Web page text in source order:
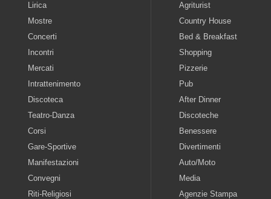
Lirica
Mostre
Concerti
Incontri
Mercati
Intrattenimento
Discoteca
Teatro-Danza
Corsi
Gare-Sportive
Manifestazioni
Convegni
Riti-Religiosi
Agriturist
Country House
Bed & Breakfast
Shopping
Pizzerie
Pub
After Dinner
Discoteche
Benessere
Divertimenti
Auto/Moto
Media
Agenzie Stampa